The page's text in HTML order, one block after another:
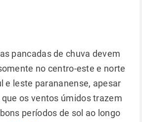
pancadas de chuva devem
no centro-este e norte
e leste parananense, apesar
os ventos úmidos trazem
períodos de sol ao longo